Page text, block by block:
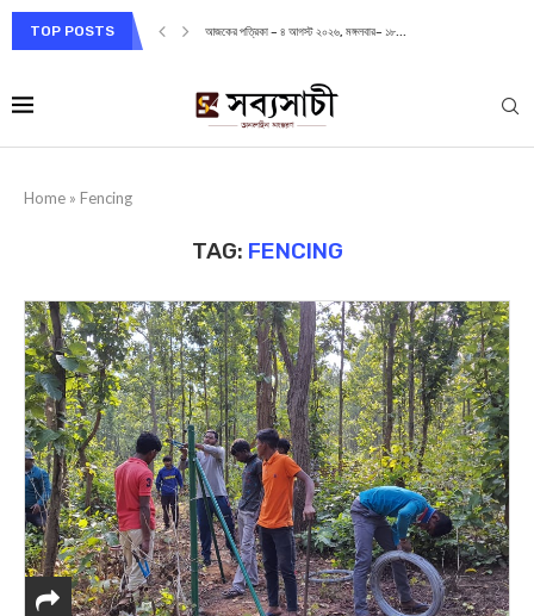
TOP POSTS আজকের পত্রিকা – ৪ আগস্ট ২০২৬, মঙ্গলবার– ১৮...
Home » Fencing
TAG: FENCING